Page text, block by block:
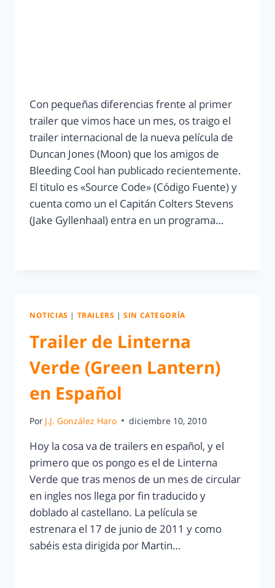
Con pequeñas diferencias frente al primer
trailer que vimos hace un mes, os traigo el
trailer internacional de la nueva película de
Duncan Jones (Moon) que los amigos de
Bleeding Cool han publicado recientemente.
El titulo es «Source Code» (Código Fuente) y
cuenta como un el Capitán Colters Stevens
(Jake Gyllenhaal) entra en un programa…
NOTICIAS | TRAILERS |SIN CATEGORÍA
Trailer de Linterna
Verde (Green Lantern)
en Español
Por J.J. González Haro diciembre 10, 2010
Hoy la cosa va de trailers en español, y el
primero que os pongo es el de Linterna
Verde que tras menos de un mes de circular
en ingles nos llega por fin traducido y
doblado al castellano. La película se
estrenara el 17 de junio de 2011 y como
sabéis esta dirigida por Martin…